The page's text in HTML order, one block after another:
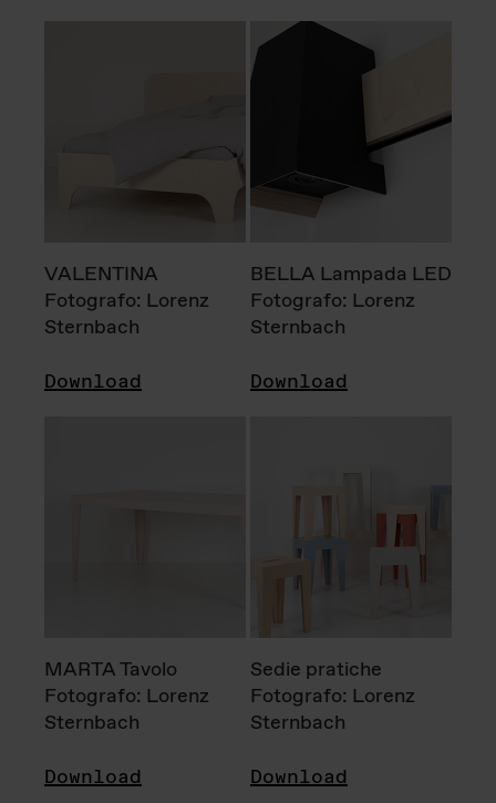
VALENTINA
Fotografo: Lorenz
Sternbach
Download
BELLA Lampada LED
Fotografo: Lorenz
Sternbach
Download
MARTA Tavolo
Fotografo: Lorenz
Sternbach
Download
Sedie pratiche
Fotografo: Lorenz
Sternbach
Download